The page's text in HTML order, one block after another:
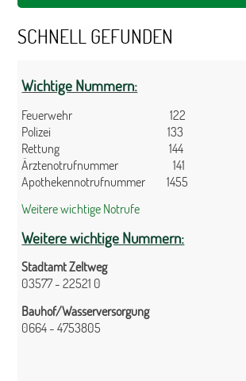
SCHNELL GEFUNDEN
Wichtige Nummern:
Feuerwehr 122
Polizei 133
Rettung 144
Ärztenotrufnummer 141
Apothekennotrufnummer 1455
Weitere wichtige Notrufe
Weitere wichtige Nummern:
Stadtamt Zeltweg
03577 - 22521 0
Bauhof/Wasserversorgung
0664 - 4753805